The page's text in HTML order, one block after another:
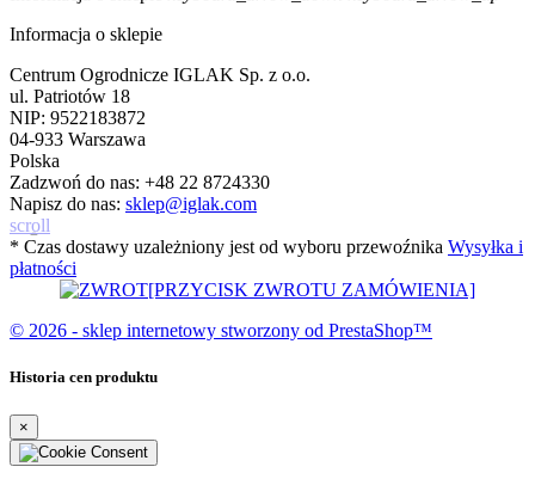
Informacja o sklepie
Centrum Ogrodnicze IGLAK Sp. z o.o.
ul. Patriotów 18
NIP: 9522183872
04-933 Warszawa
Polska
Zadzwoń do nas: +48 22 8724330
Napisz do nas: sklep@iglak.com
scroll
* Czas dostawy uzależniony jest od wyboru przewoźnika Wysyłka i
płatności
[PRZYCISK ZWROTU ZAMÓWIENIA]
© 2026 - sklep internetowy stworzony od PrestaShop™
Historia cen produktu
×